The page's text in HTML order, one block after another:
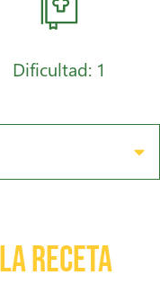
Dificultad: 1
receta